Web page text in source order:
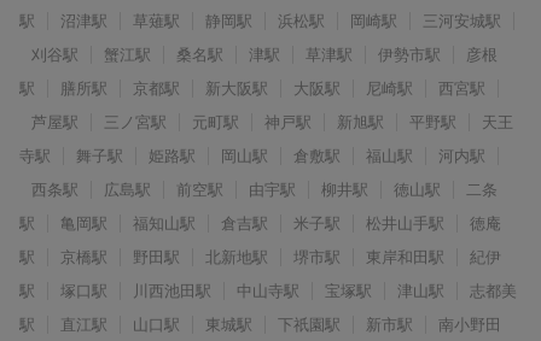
駅
沼津駅 草薙駅 静岡駅 浜松駅 岡崎駅
三河安城駅
刈谷駅
蟹江駅 桑名駅 津駅 草津駅 伊勢市駅
彦根
駅
膳所駅 京都駅 新大阪駅 大阪駅 尼崎駅
西宮駅
芦屋駅
三ノ宮駅 元町駅 神戸駅 新旭駅 平野駅
天王
寺駅
舞子駅 姫路駅 岡山駅 倉敷駅 福山駅
河内駅
西条駅
広島駅 前空駅 由宇駅 柳井駅 徳山駅
二条
駅
亀岡駅 福知山駅 倉吉駅 米子駅 松井山手駅
徳庵
駅
京橋駅 野田駅 北新地駅 堺市駅 東岸和田駅
紀伊
駅
塚口駅 川西池田駅 中山寺駅 宝塚駅 津山駅
志都美
駅
直江駅 山口駅 東城駅 下祇園駅 新市駅
南小野田